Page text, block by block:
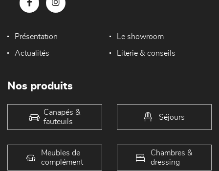
Présentation Le showroom
Actualités Literie & conseils
Nos produits
Canapés &
fauteuils
Séjours
Meubles de
complément
Chambres &
dressing